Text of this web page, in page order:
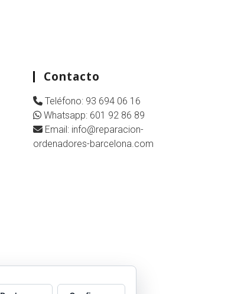
Contacto
Teléfono: 93 694 06 16
Whatsapp: 601 92 86 89
Email: info@reparacion-
ordenadores-barcelona.com